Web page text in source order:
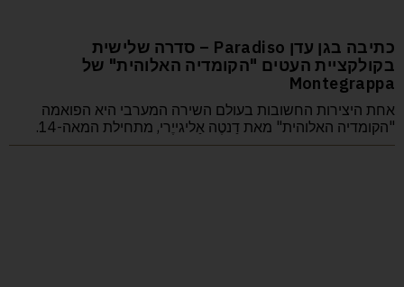
כתיבה בגן עדן Paradiso – סדרה שלישית
בקולקציית העטים "הקומדיה האלוהית" של
Montegrappa
אחת היצירות החשובות בעולם השירה המערבי היא הפואמה
"הקומדיה האלוהית" מאת דַנטֶה אַליגייֶרי, מתחילת המאה-14.